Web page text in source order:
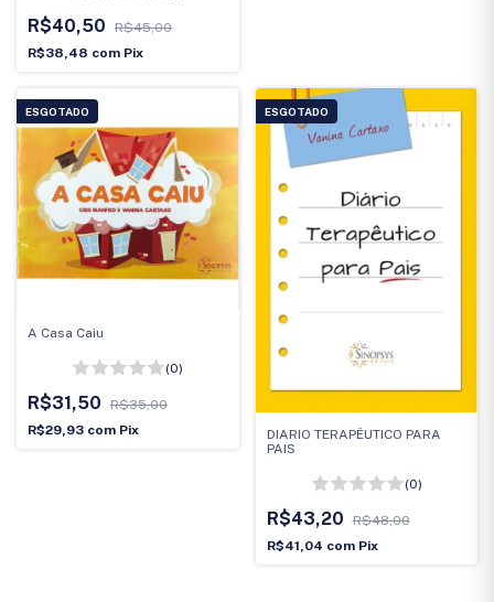
R$40,50
R$45,00
R$38,48 com Pix
ESGOTADO
A Casa Caiu
(0)
R$31,50
R$35,00
R$29,93 com Pix
ESGOTADO
DIARIO TERAPÊUTICO PARA
PAIS
(0)
R$43,20
R$48,00
R$41,04 com Pix